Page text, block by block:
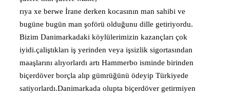
rıya xe berwe İrane derken kocasının man sahibi ve
bugüne bugün man şoförü olduğunu dille getiriyordu.
Bizim Danimarkadaki köylülerimizin kazançları çok
iyidi.çaliştıkları iş yerinden veya işsizlik sigortasından
maaşlarını alıyorlardı artı Hammerbo isminde birinden
biçerdöver borçla alıp gümrüğünü ödeyip Türkiyede
satiyorlardı.Danimarkada olupta biçerdöver getirmiyen